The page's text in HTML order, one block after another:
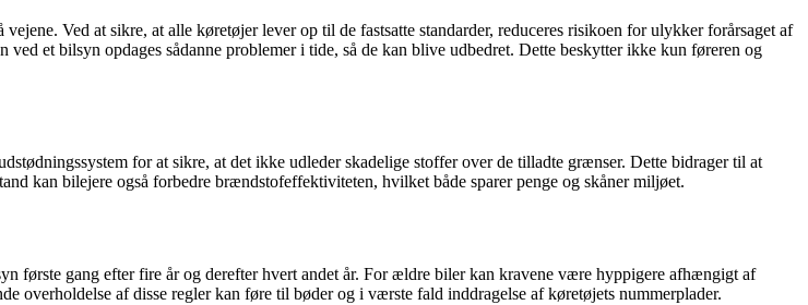
Ved at sikre, at alle køretøjer lever op til de fastsatte standarder, reduceres risikoen for ulykker forårsaget af
et bilsyn opdages sådanne problemer i tide, så de kan blive udbedret. Dette beskytter ikke kun føreren og
for at sikre, at det ikke udleder skadelige stoffer over de tilladte grænser. Dette bidrager til at
kan bilejere også forbedre brændstofeffektiviteten, hvilket både sparer penge og skåner miljøet.
gang efter fire år og derefter hvert andet år. For ældre biler kan kravene være hyppigere afhængigt af
overholdelse af disse regler kan føre til bøder og i værste fald inddragelse af køretøjets nummerplader.